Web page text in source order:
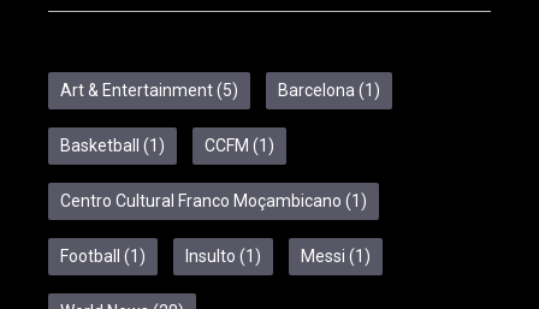
Art & Entertainment(5) Barcelona (1)
Basketball (1) CCFM (1)
Centro Cultural Franco Moçambicano (1)
Football (1) Insulto (1) Messi (1)